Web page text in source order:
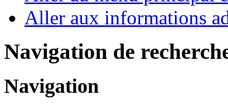
Aller aux informations
Navigation de
Navigation